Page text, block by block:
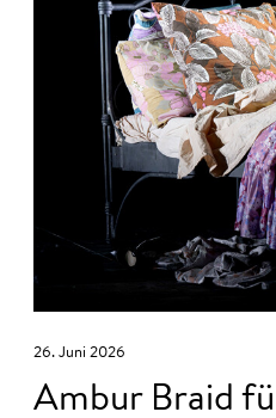
26. Juni 2026
Ambur Braid